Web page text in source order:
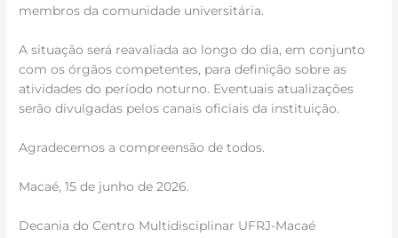
membros da comunidade universitária.
A situação será reavaliada ao longo do dia, em conjunto
com os órgãos competentes, para definição sobre as
atividades do período noturno. Eventuais atualizações
serão divulgadas pelos canais oficiais da instituição.
Agradecemos a compreensão de todos.
Macaé, 15 de junho de 2026.
Decania do Centro Multidisciplinar UFRJ-Macaé